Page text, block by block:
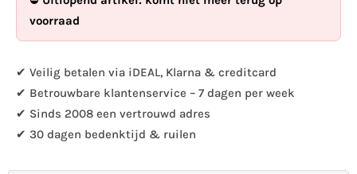
Wren
Douglas
Wood
erhöhen
voorraad
✔ Veilig betalen via iDEAL, Klarna & creditcard
✔ Betrouwbare klantenservice – 7 dagen per week
✔ Sinds 2008 een vertrouwd adres
✔ 30 dagen bedenktijd & ruilen